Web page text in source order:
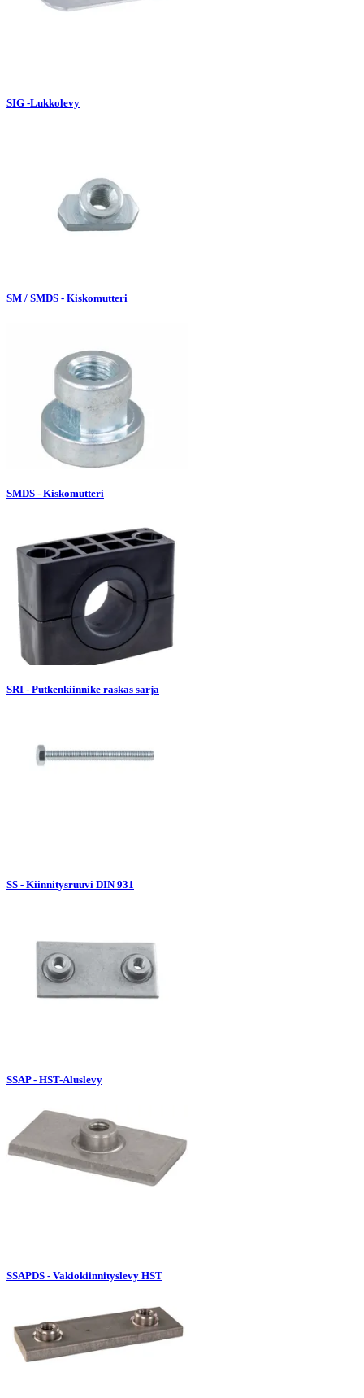
SIG -Lukkolevy
SM / SMDS - Kiskomutteri
SMDS - Kiskomutteri
SRI - Putkenkiinnike raskas sarja
SS - Kiinnitysruuvi DIN 931
SSAP - HST-Aluslevy
SSAPDS - Vakiokiinnityslevy HST